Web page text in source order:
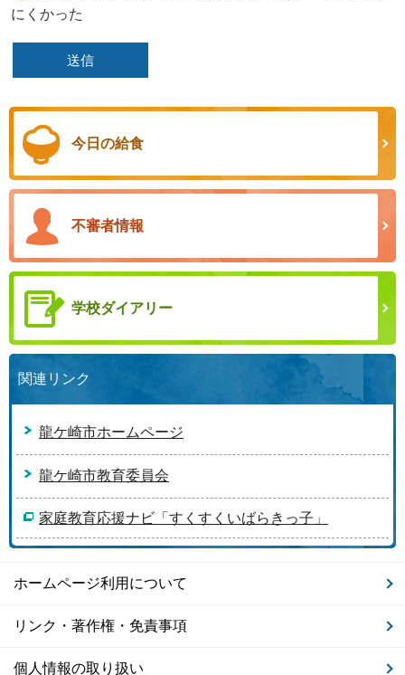
にくかった
今日の給食
不審者情報
学校ダイアリー
関連リンク
龍ケ崎市ホームページ
龍ケ崎市教育委員会
家庭教育応援ナビ「すくすくいばらきっ子」
ホームページ利用について
リンク・著作権・免責事項
個人情報の取り扱い